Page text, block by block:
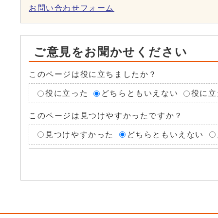
お問い合わせフォーム
ご意見をお聞かせください
このページは役に立ちましたか？
役に立った どちらともいえない 役に
このページは見つけやすかったですか？
見つけやすかった どちらともいえない